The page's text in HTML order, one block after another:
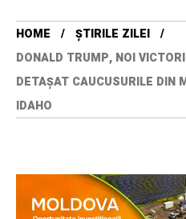
HOME
ȘTIRILE ZILEI
DONALD TRUMP, NOI
DETAŞAT CAUCUSURILE DIN
IDAHO